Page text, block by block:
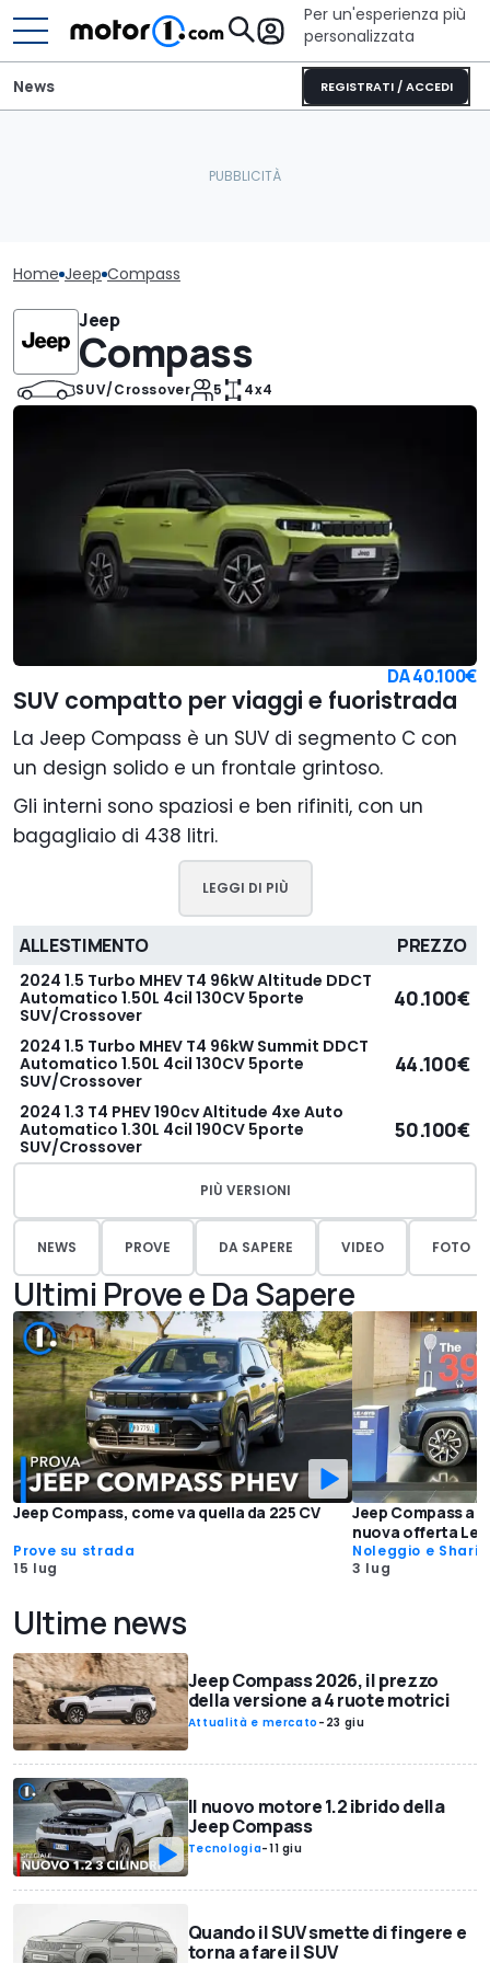
Per un'esperienza più
personalizzata
REGISTRATI / ACCEDI
News
Home Jeep Compass
Jeep
Compass
SUV/Crossover 5 4x4
DA40.100€
SUV compatto per viaggi e fuoristrada
La Jeep Compass è un SUV di segmento C con
un design solido e un frontale grintoso.
Gli interni sono spaziosi e ben rifiniti, con un
bagagliaio di 438 litri.
LEGGI DI PIÙ
ALLESTIMENTO PREZZO
2024 1.5 Turbo MHEV T4 96kW Altitude DDCT
Automatico 1.50L 4cil 130CV 5porte
SUV/Crossover
40.100€
2024 1.5 Turbo MHEV T4 96kW Summit DDCT
Automatico 1.50L 4cil 130CV 5porte
SUV/Crossover
44.100€
2024 1.3 T4 PHEV 190cv Altitude 4xe Auto
Automatico 1.30L 4cil 190CV 5porte
SUV/Crossover
50.100€
PIÙ VERSIONI
NEWS PROVE DA SAPERE VIDEO FOTO
Ultimi Prove e Da Sapere
Jeep Compass, come va quella da 225 CV
Prove su strada
15 lug
Jeep Compass a
nuova offerta
Noleggio e
3 lug
Ultime news
Jeep Compass 2026, il prezzo
della versione a 4 ruote motrici
Attualità e mercato - 23 giu
Il nuovo motore 1.2 ibrido della
Jeep Compass
Tecnologia-11 giu
Quando il SUV smette di fingere e
torna a fare il SUV